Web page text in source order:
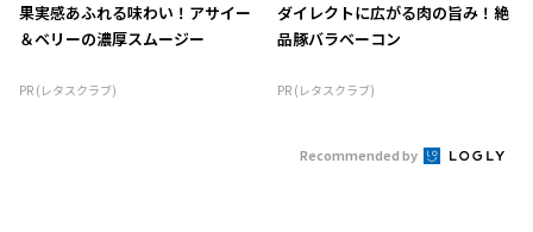
果実感あふれる味わい！アサイー
＆ベリーの濃厚スムージー
PR (レタスクラブ)
ダイレクトに広がる肉の旨み！絶
品豚バラベーコン
PR (レタスクラブ)
Recommended by